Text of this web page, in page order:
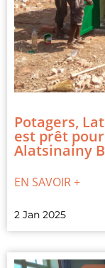
Potagers,
est prêt
Alatsinainy
EN SAVOIR +
2 Jan 2025